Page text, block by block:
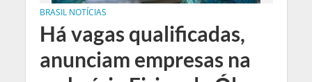
BRASIL NOTÍCIAS
Há vagas qualificadas,
anunciam empresas na